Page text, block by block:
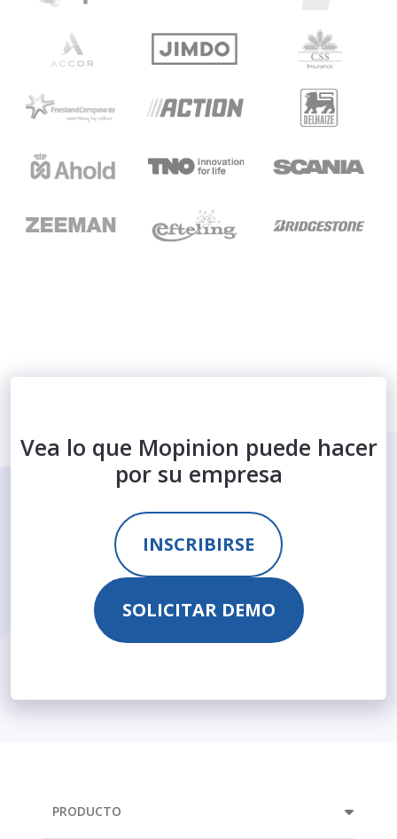
Vea lo que Mopinion puede hacer
por su empresa
INSCRIBIRSE
SOLICITAR DEMO
PRODUCTO